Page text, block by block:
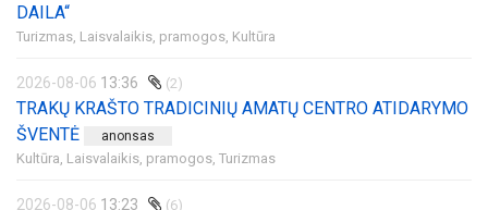
DAILA“
Turizmas, Laisvalaikis, pramogos, Kultūra
2026-08-06 13:36 (2)
TRAKŲ KRAŠTO TRADICINIŲ AMATŲ CENTRO ATIDARYMO
ŠVENTĖ
anonsas
Kultūra, Laisvalaikis, pramogos, Turizmas
2026-08-06 13:23 (6)